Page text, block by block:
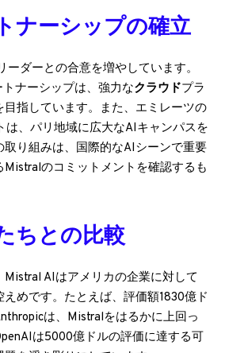
ナーシップの確立
ダーとの合意を増やしています。
ナーシップは、強力なクラウドプラ
目指しています。また、エミレーツの
は、パリ地域に広大なAIキャンパスを
り組みは、国際的なAIシーンで重要
Mistralのコミットメントを確認するも
ちとの比較
AIはアメリカの企業に対して
めです。たとえば、評価額1830億ド
は、Mistralをはるかに上回っ
は5000億ドルの評価に達する可